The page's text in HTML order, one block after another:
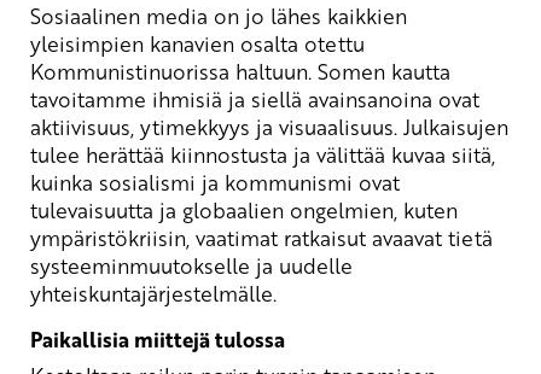
Sosiaalinen media on jo lähes kaikkien
yleisimpien kanavien osalta otettu
Kommunistinuorissa haltuun. Somen kautta
tavoitamme ihmisiä ja siellä avainsanoina ovat
aktiivisuus, ytimekkyys ja visuaalisuus. Julkaisujen
tulee herättää kiinnostusta ja välittää kuvaa siitä,
kuinka sosialismi ja kommunismi ovat
tulevaisuutta ja globaalien ongelmien, kuten
ympäristökriisin, vaatimat ratkaisut avaavat tietä
systeeminmuutokselle ja uudelle
yhteiskuntajärjestelmälle.
Paikallisia miittejä tulossa